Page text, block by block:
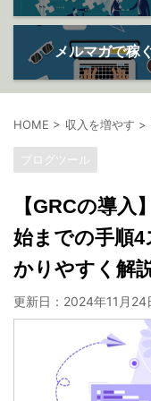
メルマガで稼
HOME > 収入を増やす >
ブログツール
【GRCの導
始までの手順
かりやすく解説
更新日： 2024年11月24